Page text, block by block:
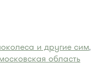
и другие сим,
область